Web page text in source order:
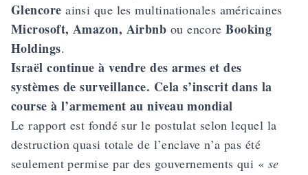
Glencore ainsi que les multinationales américaines
Microsoft, Amazon, Airbnb ou encoreBooking
Holdings.
Israël continue à vendre des armes et des
systèmes de surveillance. Cela s’inscrit dans la
course à l’armement au niveau mondial
Le rapport est fondé sur le postulat selon lequel la
destruction quasi totale de l’enclave n’a pas été
seulement permise par des gouvernements qui « se